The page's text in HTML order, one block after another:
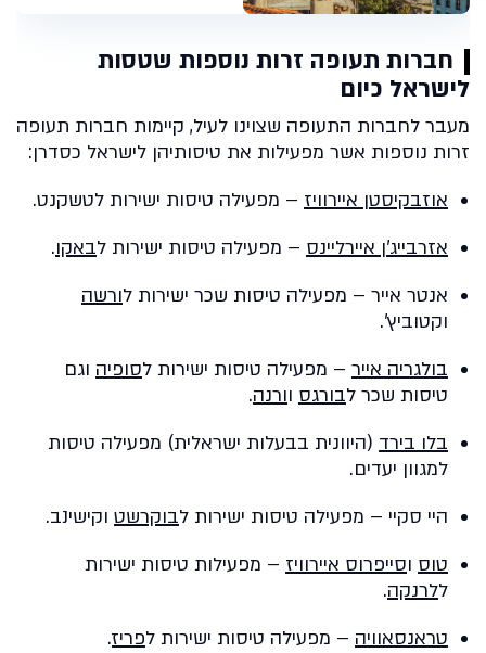
חברות תעופה זרות נוספות שטסות
לישראל כיום
מעבר לחברות התעופה שצוינו לעיל, קיימות חברות תעופה
זרות נוספות אשר מפעילות את טיסותיהן לישראל כסדרן:
אוזבקיסטן איירוויז – מפעילה טיסות ישירות לטשקנט.
אזרבייג'ן איירליינס – מפעילה טיסות ישירות לבאקו.
אנטר אייר – מפעילה טיסות שכר ישירות לורשה
וקטוביץ'.
בולגריה אייר – מפעילה טיסות ישירות לסופיה וגם
טיסות שכר לבורגס וורנה.
בלו בירד (היוונית בבעלות ישראלית) מפעילה טיסות
למגוון יעדים.
היי סקיי – מפעילה טיסות ישירות לבוקרשט וקישינב.
טוס וסייפרוס איירוויז – מפעילות טיסות ישירות
ללרנקה.
טראנסאוויה – מפעילה טיסות ישירות לפריז.